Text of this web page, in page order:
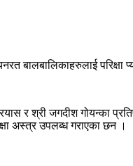
बालबालिकाहरुलाई
र श्री जगदीश गोयन्का
अस्त्र उपलब्ध गराएका छन ।